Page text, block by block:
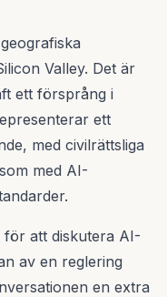
Valley. Det är
ett försprång i
ett
med civilrättsliga
med AI-
för att diskutera AI-
av en reglering
en extra